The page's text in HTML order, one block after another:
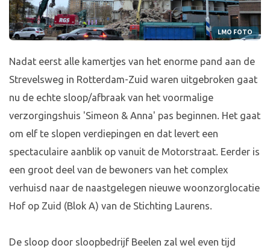
LMO FOTO
Nadat eerst alle kamertjes van het enorme pand aan de
Strevelsweg in Rotterdam-Zuid waren uitgebroken gaat
nu de echte sloop/afbraak van het voormalige
verzorgingshuis 'Simeon & Anna' pas beginnen. Het gaat
om elf te slopen verdiepingen en dat levert een
spectaculaire aanblik op vanuit de Motorstraat. Eerder is
een groot deel van de bewoners van het complex
verhuisd naar de naastgelegen nieuwe woonzorglocatie
Hof op Zuid (Blok A) van de Stichting Laurens.
De sloop door sloopbedrijf Beelen zal wel even tijd